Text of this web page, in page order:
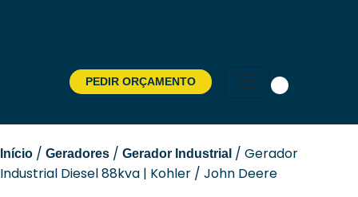
PEDIR ORÇAMENTO
Pesquisar
Início / Geradores / Gerador Industrial / Gerador
Industrial Diesel 88kva | Kohler / John Deere